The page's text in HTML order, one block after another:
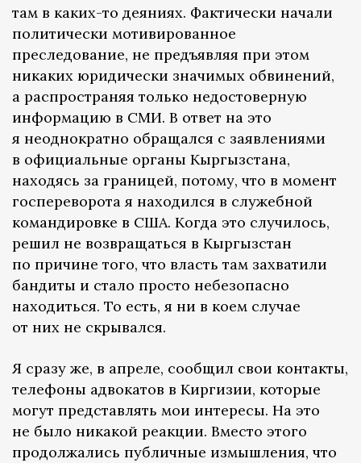
там в каких-то деяниях. Фактически начали
политически мотивированное
преследование, не предъявляя при этом
никаких юридически значимых обвинений,
а распространяя только недостоверную
информацию в СМИ. В ответ на это
я неоднократно обращался с заявлениями
в официальные органы Кыргызстана,
находясь за границей, потому, что в момент
госпереворота я находился в служебной
командировке в США. Когда это случилось,
решил не возвращаться в Кыргызстан
по причине того, что власть там захватили
бандиты и стало просто небезопасно
находиться. То есть, я ни в коем случае
от них не скрывался.
Я сразу же, в апреле, сообщил свои контакты,
телефоны адвокатов в Киргизии, которые
могут представлять мои интересы. На это
не было никакой реакции. Вместо этого
продолжались публичные измышления, что